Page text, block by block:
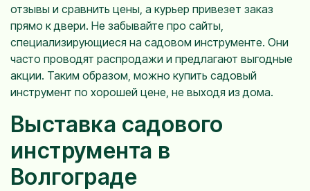
отзывы и сравнить цены, а курьер привезет заказ
прямо к двери. Не забывайте про сайты,
специализирующиеся на садовом инструменте. Они
часто проводят распродажи и предлагают выгодные
акции. Таким образом, можно купить садовый
инструмент по хорошей цене, не выходя из дома.
Выставка садового
инструмента в
Волгограде